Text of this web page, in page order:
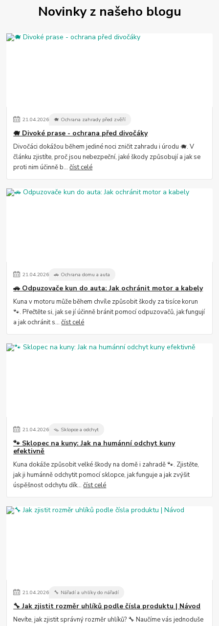
Novinky z našeho blogu
21.04.2026 🐗 Ochrana zahrady před zvěří
🐗 Divoké prase - ochrana před divočáky
Divočáci dokážou během jediné noci zničit zahradu i úrodu 🐗. V
článku zjistíte, proč jsou nebezpeční, jaké škody způsobují a jak se
proti nim účinně b...číst celé
21.04.2026 🚗 Ochrana domu a auta
🚗 Odpuzovače kun do auta: Jak ochránit motor a kabely
Kuna v motoru může během chvíle způsobit škody za tisíce korun
🐾. Přečtěte si, jak se jí účinně bránit pomocí odpuzovačů, jak fungují
a jak ochránit s...číst celé
21.04.2026 🪤 Sklopce a odchyt
🐾 Sklopec na kuny: Jak na humánní odchyt kuny
efektivně
Kuna dokáže způsobit velké škody na domě i zahradě 🐾. Zjistěte,
jak ji humánně odchytit pomocí sklopce, jak funguje a jak zvýšit
úspěšnost odchytu dík...číst celé
21.04.2026 🔧 Nářadí a uhlíky do nářadí
🔧 Jak zjistit rozměr uhlíků podle čísla produktu | Návod
Nevíte, jak zjistit správný rozměr uhlíků? 🔧 Naučíme vás jednoduše